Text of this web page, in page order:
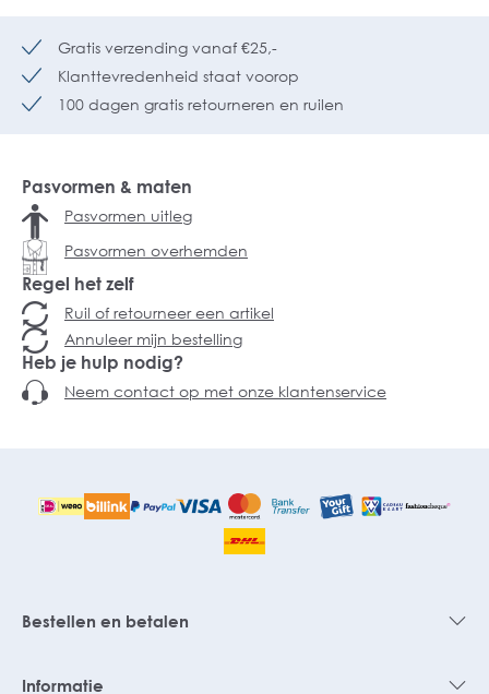
Gratis verzending vanaf €25,-
Klanttevredenheid staat voorop
100 dagen gratis retourneren en ruilen
Pasvormen & maten
Pasvormen uitleg
Pasvormen overhemden
Regel het zelf
Ruil of retourneer een artikel
Annuleer mijn bestelling
Heb je hulp nodig?
Neem contact op met onze klantenservice
Bestellen en betalen
Informatie